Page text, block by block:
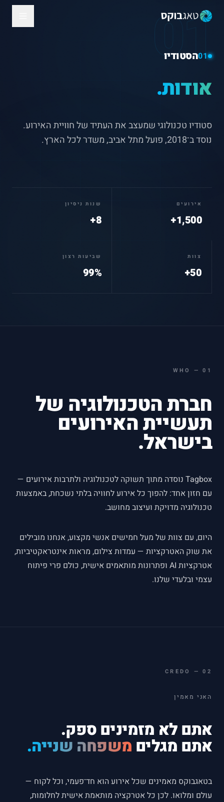
01
01הסטודיו
אודות.
סטודיו טכנולוגי שמעצב את העתיד של חוויית האירוע.
נוסד ב־2018, פועל מתל אביב, משדר לכל הארץ.
אירועים
1,500+
שנות ניסיון
8+
צוות
50+
שביעות רצון
99%
01
—
WHO
חברת הטכנולוגיה של
תעשיית האירועים
בישראל.
Tagbox נוסדה מתוך תשוקה לטכנולוגיה ולתרבות אירועים —
עם חזון אחד: להפוך כל אירוע לחוויה בלתי נשכחת, באמצעות
טכנולוגיה מדויקת ועיצוב מחושב.
היום, עם צוות של מעל חמישים אנשי מקצוע, אנחנו מובילים
את שוק האטרקציות — עמדות צילום, מראות אינטראקטיביות,
אטרקציות AI ופתרונות מותאמים אישית, כולם פרי פיתוח
עצמי ובלעדי שלנו.
02
—
CREDO
האני מאמין
אתם לא מזמינים ספק.
אתם מגלים משפחה שנייה.
בטאגבוקס מאמינים שכל אירוע הוא חד־פעמי, וכל לקוח —
עולם ומלואו. לכן כל אטרקציה מותאמת אישית לחלומות,